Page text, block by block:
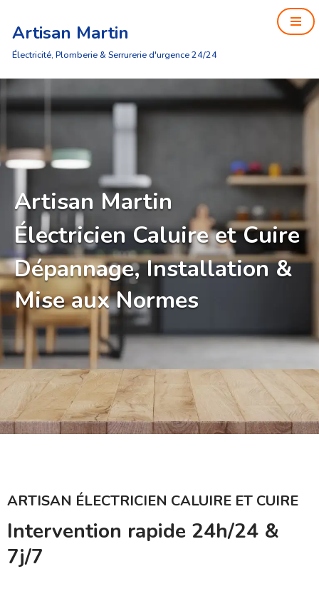
Aller
au
Artisan Martin
Électricité, Plomberie & Serrurerie d'urgence 24/24
Artisan Martin
Électricien Caluire et Cuire
Dépannage, Installation &
Mise aux Normes
ARTISAN ÉLECTRICIEN CALUIRE ET CUIRE
Intervention rapide 24h/24 &
7j/7